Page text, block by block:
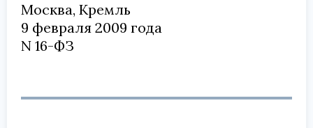
Москва, Кремль
9 февраля 2009 года
N 16-ФЗ